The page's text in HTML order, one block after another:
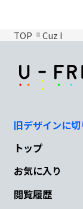
TOP Cuz I
旧デザインに
トップ
お気に入り
閲覧履歴